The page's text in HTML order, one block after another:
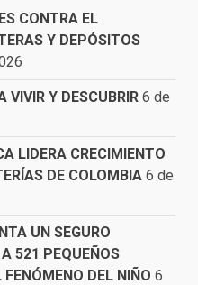
CONTRA EL
Y DEPÓSITOS
VIVIR Y DESCUBRIR 6 de
LIDERA CRECIMIENTO
DE COLOMBIA 6 de
UN SEGURO
521 PEQUEÑOS
DEL NIÑO 6